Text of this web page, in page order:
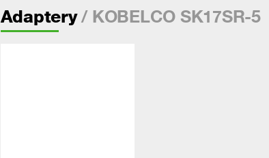
Adaptery/ KOBELCO SK17SR-5